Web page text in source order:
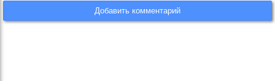
Добавить комментарий